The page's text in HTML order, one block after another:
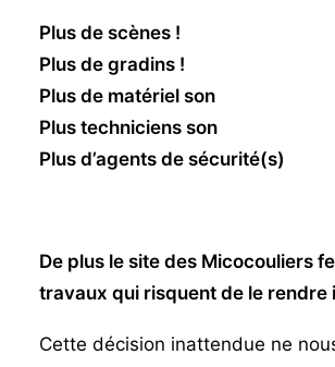
Plus de scènes !
Plus de gradins !
Plus de matériel son
Plus techniciens son
Plus d’agents de sécurité(s)
De plus le site des Micocouliers
travaux qui risquent de le rendre
Cette décision inattendue ne